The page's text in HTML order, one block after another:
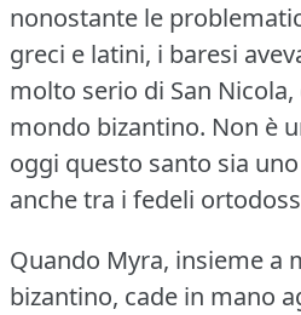
nonostante le
greci e latini, i baresi
molto serio di San
mondo bizantino. Non è
oggi questo santo sia
anche tra i fedeli
Quando Myra, insieme a
bizantino, cade in mano